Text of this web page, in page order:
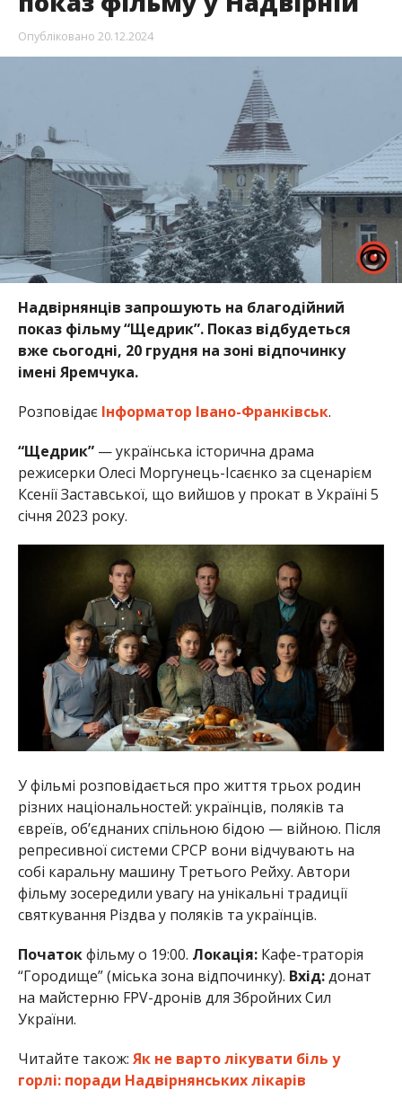
Опубліковано 20.12.2024
Надвірнянців запрошують на благодійний
показ фільму “Щедрик”. Показ відбудеться
вже сьогодні, 20 грудня на зоні відпочинку
імені Яремчука.
Розповідає Інформатор Івано-Франківськ.
“Щедрик”— українська історична драма
режисерки Олесі Моргунець-Ісаєнко за сценарієм
Ксенії Заставської, що вийшов у прокат в Україні 5
січня 2023 року.
У фільмі розповідається про життя трьох родин
різних національностей: українців, поляків та
євреїв, об’єднаних спільною бідою — війною. Після
репресивної системи СРСР вони відчувають на
собі каральну машину Третього Рейху. Автори
фільму зосередили увагу на унікальні традиції
святкування Різдва у поляків та українців.
Початокфільму о 19:00. Локація:Кафе-траторія
“Городище” (міська зона відпочинку). Вхід:донат
на майстерню FPV-дронів для Збройних Сил
України.
Читайте також: Як не варто лікувати біль у
горлі: поради Надвірнянських лікарів